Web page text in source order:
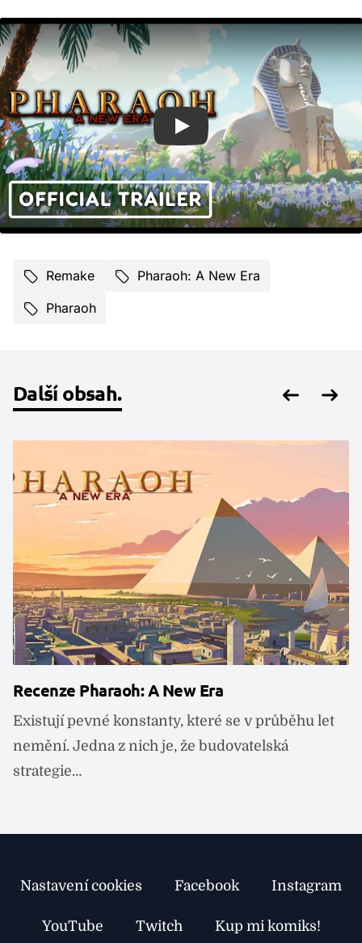
Přehrát video na téma:
Remake
Pharaoh: A New Era
Pharaoh
Další obsah.
Recenze Pharaoh: A New Era
Existují pevné konstanty, které se v průběhu let
nemění. Jedna z nich je, že budovatelská
strategie…
Nastavení cookies Facebook Instagram
YouTube Twitch Kup mi komiks!